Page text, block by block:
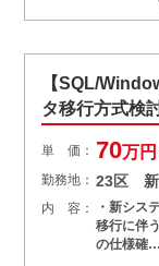
【SQL/
タ移行方式検
単 価： 70万
勤務地： 23区 新
内 容：
・新シス
移行に伴
の仕様確…